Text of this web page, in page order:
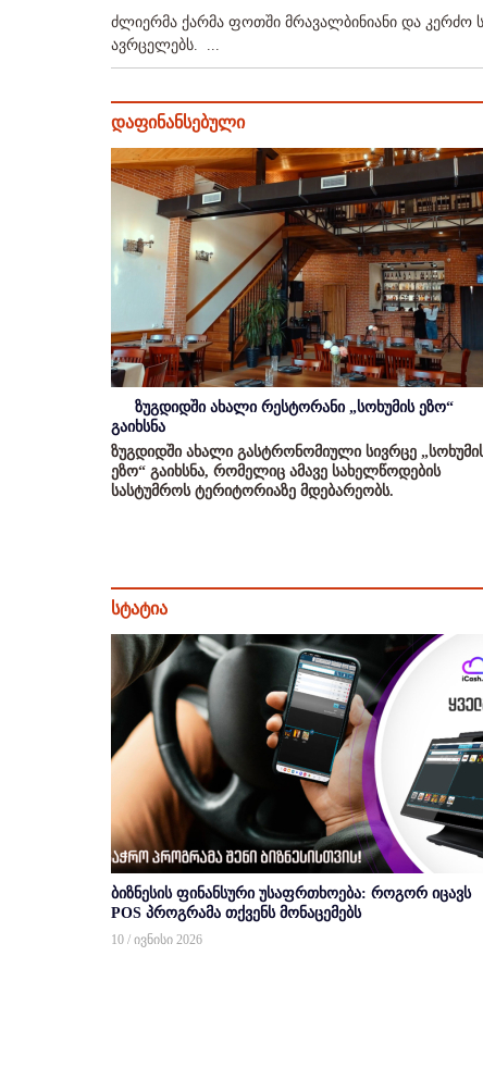
ძლიერმა ქარმა ფოთში მრავალბინიანი და კერძო
ავრცელებს. ...
დაფინანსებული
ზუგდიდში ახალი რესტორანი „სოხუმის ეზო“
გაიხსნა
ზუგდიდში ახალი გასტრონომიული სივრცე
ეზო“ გაიხსნა, რომელიც ამავე სახელწოდების
სასტუმროს ტერიტორიაზე მდებარეობს.
სტატია
ბიზნესის ფინანსური უსაფრთხოება: როგორ იცავს
POS პროგრამა თქვენს მონაცემებს
10 / ივნისი 2026